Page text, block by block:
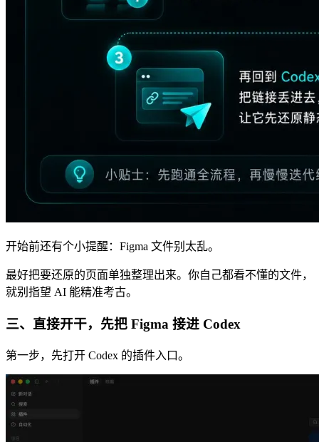
开始前还有个小提醒：Figma 文件别太乱。
最好把要还原的页面单独整理出来。你自己都看不懂的文件，
就别指望 AI 能精准考古。
三、直接开干，先把 Figma 接进 Codex
第一步，先打开 Codex 的插件入口。